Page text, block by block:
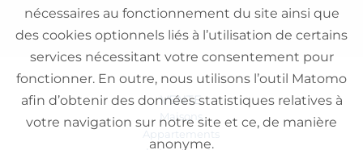
VENTE
Maisons
Appartements
nécessaires au fonctionnement du site ainsi que
des cookies optionnels liés à l’utilisation de certains
services nécessitant votre consentement pour
fonctionner. En outre, nous utilisons l’outil Matomo
afin d’obtenir des données statistiques relatives à
votre navigation sur notre site et ce, de manière
anonyme.